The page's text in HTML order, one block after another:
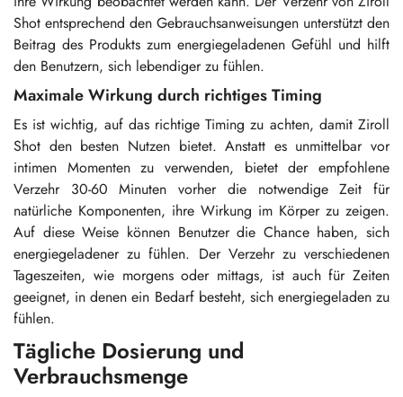
Shot entsprechend den Gebrauchsanweisungen unterstützt den
Beitrag des Produkts zum energiegeladenen Gefühl und hilft
den Benutzern, sich lebendiger zu fühlen.
Maximale Wirkung durch richtiges Timing
Es ist wichtig, auf das richtige Timing zu achten, damit Ziroll
Shot den besten Nutzen bietet. Anstatt es unmittelbar vor
intimen Momenten zu verwenden, bietet der empfohlene
Verzehr 30-60 Minuten vorher die notwendige Zeit für
natürliche Komponenten, ihre Wirkung im Körper zu zeigen.
Auf diese Weise können Benutzer die Chance haben, sich
energiegeladener zu fühlen. Der Verzehr zu verschiedenen
Tageszeiten, wie morgens oder mittags, ist auch für Zeiten
geeignet, in denen ein Bedarf besteht, sich energiegeladen zu
fühlen.
Tägliche Dosierung und
Verbrauchsmenge